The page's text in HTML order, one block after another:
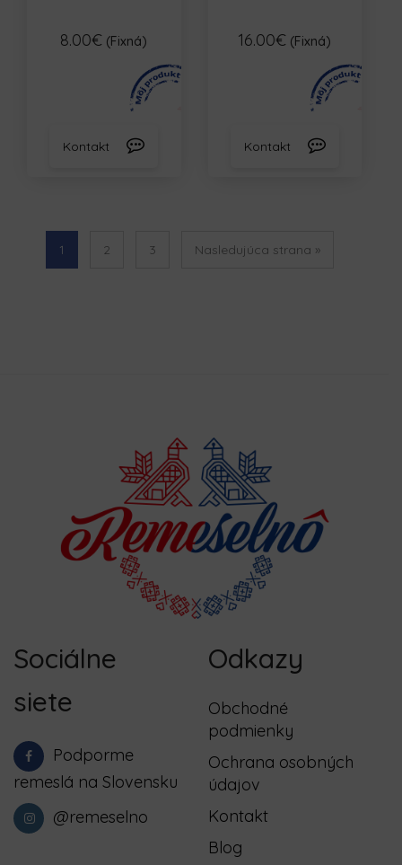
8.00€ (Fixná)
Kontakt
16.00€ (Fixná)
Kontakt
1 2 3 Nasledujúca strana »
Sociálne
siete
Podporme
remeslá na Slovensku
@remeselno
Odkazy
Obchodné
podmienky
Ochrana osobných
údajov
Kontakt
Blog